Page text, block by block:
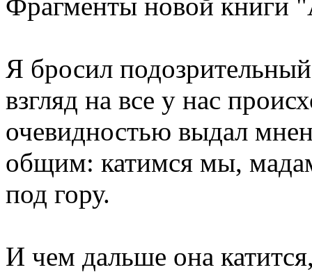
Я бросил
взгляд на все у нас
очевидностью выдал
общим: катимся мы,
под гору.
И чем дальше она